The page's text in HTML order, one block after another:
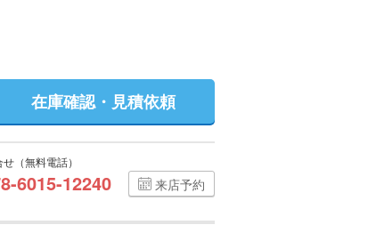
在庫確認・見積依頼
（無料電話）
6015-12240 来店予約